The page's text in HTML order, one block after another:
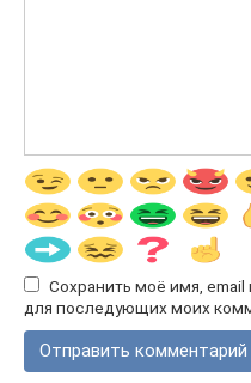
Сохранить моё имя, email
для последующих моих